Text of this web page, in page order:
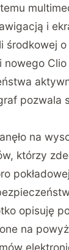
i
środkowej
nowego
pozwala
na
którzy
opisuję
na